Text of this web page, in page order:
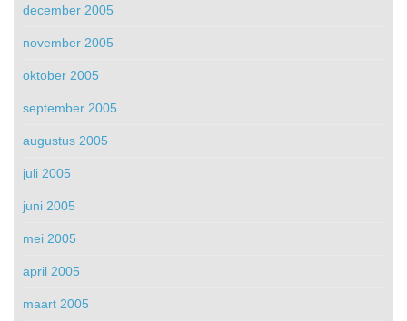
december 2005
november 2005
oktober 2005
september 2005
augustus 2005
juli 2005
juni 2005
mei 2005
april 2005
maart 2005